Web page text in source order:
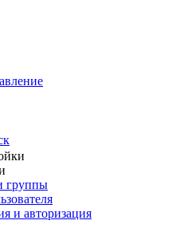
группы
и авторизация